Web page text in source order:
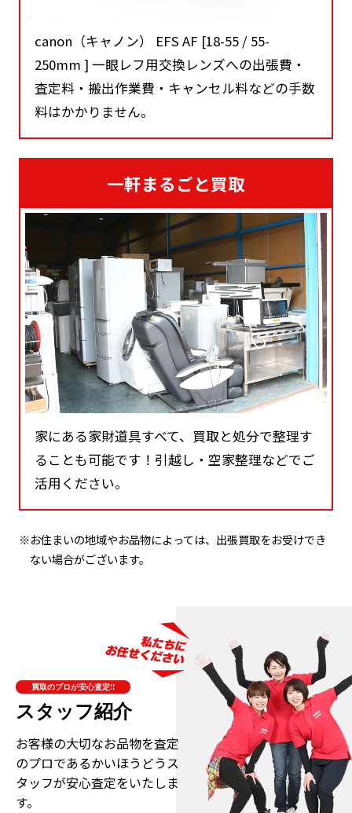
canon（キャノン） EFS AF [18-55 / 55-
250mm ] 一眼レフ用交換レンズへの出張費・
査定料・搬出作業費・キャンセル料などの手数
料はかかりません。
一軒まるごと買取
家にある家財道具すべて、買取と処分で整理す
ることも可能です！引越し・空家整理などでご
活用ください。
※お住まいの地域やお品物によっては、出張買取をお受けでき
ない場合がございます。
買取のプロが安心査定!!
スタッフ紹介
お客様の大切なお品物を査定
のプロであるかいほうどうス
タッフが安心査定をいたしま
す。